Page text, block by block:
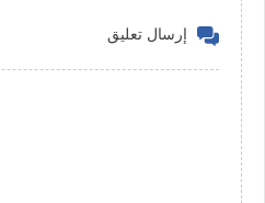
إرسال تعليق